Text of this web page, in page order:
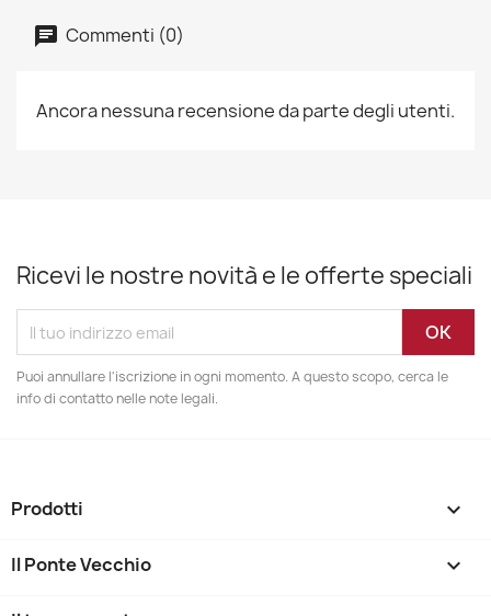
Commenti (0)
Ancora nessuna recensione da parte degli utenti.
Ricevi le nostre novità e le offerte speciali
Puoi annullare l'iscrizione in ogni momento. A questo scopo, cerca le
info di contatto nelle note legali.
Prodotti 
Il Ponte Vecchio 